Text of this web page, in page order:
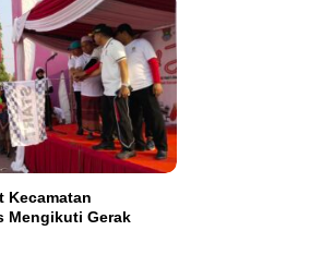
Kecamatan
Mengikuti Gerak